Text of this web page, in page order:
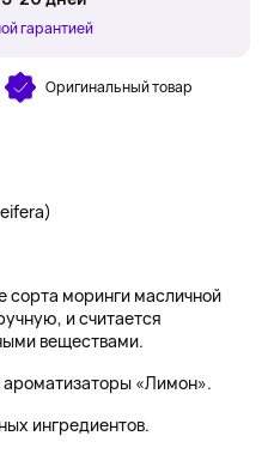
гарантией
Оригинальный товар
сорта моринги масличной
и считается
веществами.
«Лимон».
ингредиентов.